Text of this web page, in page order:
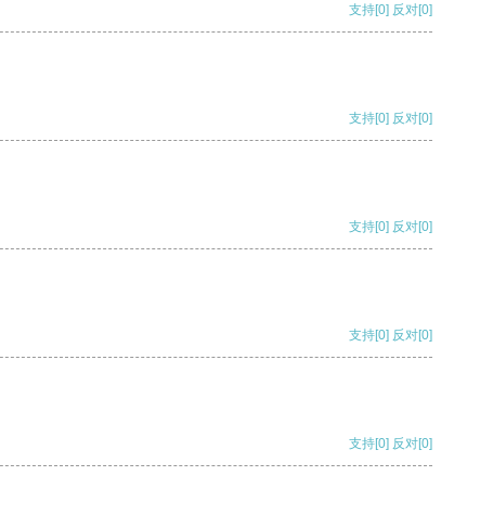
支持[0] 反对[0]
支持[0] 反对[0]
支持[0] 反对[0]
支持[0] 反对[0]
支持[0] 反对[0]